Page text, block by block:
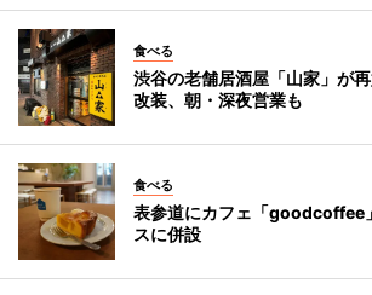
食べる
渋谷の老舗居酒屋「山家」が
改装、朝・深夜営業も
食べる
表参道にカフェ「
スに併設